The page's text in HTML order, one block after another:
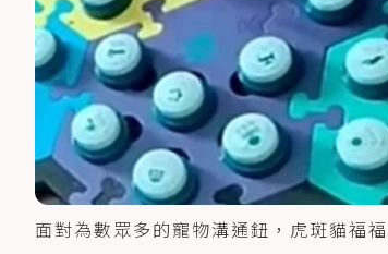
面對為數眾多的寵物溝通鈕，虎斑貓福